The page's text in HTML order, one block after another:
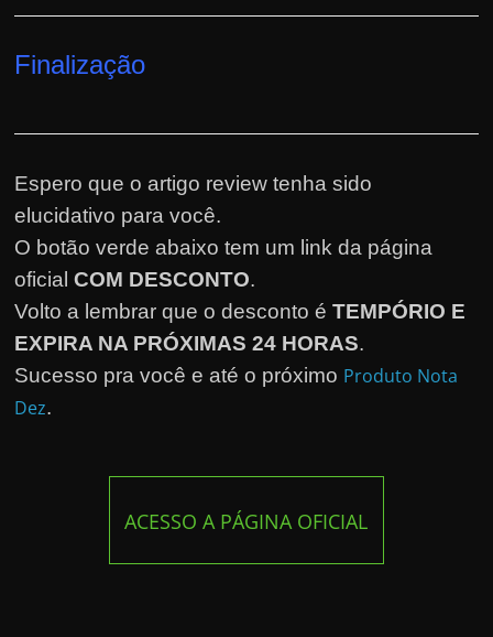
Finalização
Espero que o artigo review tenha sido
elucidativo para você.
O botão verde abaixo tem um link da página
oficialCOM DESCONTO.
Volto a lembrar que o desconto éTEMPÓRIO E
EXPIRA NA PRÓXIMAS 24 HORAS.
Sucesso pra você e até o próximo Produto Nota
Dez.
ACESSO A PÁGINA OFICIAL